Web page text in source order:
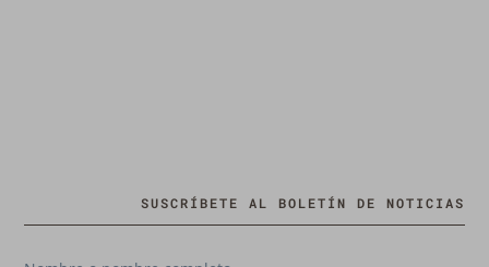
SUSCRÍBETE AL BOLETÍN DE NOTICIAS